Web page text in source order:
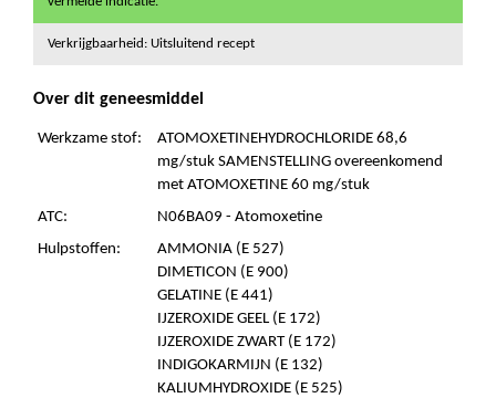
Verkrijgbaarheid: Uitsluitend recept
Over dit geneesmiddel
Werkzame stof:
ATOMOXETINEHYDROCHLORIDE 68,6
mg/stuk SAMENSTELLING overeenkomend
met ATOMOXETINE 60 mg/stuk
ATC:
N06BA09 - Atomoxetine
Hulpstoffen:
AMMONIA (E 527)
DIMETICON (E 900)
GELATINE (E 441)
IJZEROXIDE GEEL (E 172)
IJZEROXIDE ZWART (E 172)
INDIGOKARMIJN (E 132)
KALIUMHYDROXIDE (E 525)